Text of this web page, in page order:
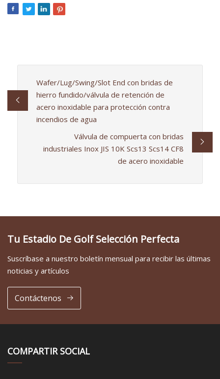
Wafer/Lug/Swing/Slot End con bridas de
hierro fundido/válvula de retención de
acero inoxidable para protección contra
incendios de agua
Válvula de compuerta con bridas
industriales Inox JIS 10K Scs13 Scs14 CF8
de acero inoxidable
Tu Estadio De Golf Selección Perfecta
Suscríbase a nuestro boletín mensual para recibir las últimas
noticias y artículos
Contáctenos
COMPARTIR SOCIAL